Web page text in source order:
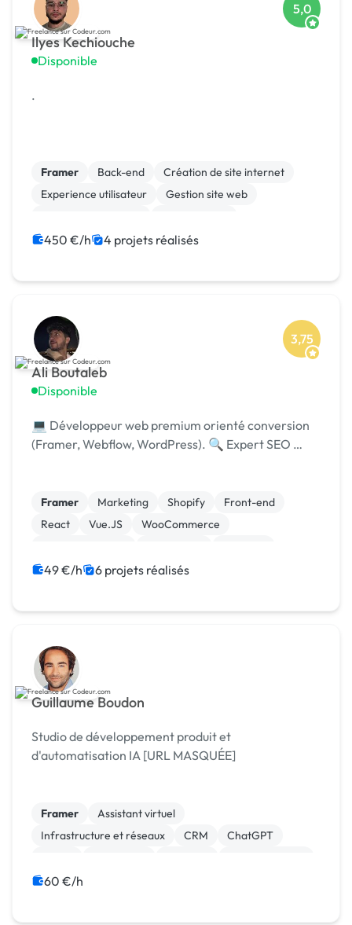
Ilyes Kechiouche
Disponible
5,0
.
Framer Back-end
Création de site internet
Experience utilisateur
Gestion site web
Migration ou refonte de site
450 €/h 4 projets réalisés
Ali Boutaleb
Disponible
3,75
💻 Développeur web premium orienté conversion
(Framer, Webflow, WordPress). 🔍 Expert SEO …
Framer Marketing Shopify
Front-end
React
Vue.JS
WooCommerce
49 €/h 6 projets réalisés
Guillaume Boudon
Studio de développement produit et
d'automatisation IA [URL MASQUÉE]
Framer
Assistant virtuel
Infrastructure et réseaux
CRM
ChatGPT
SaaS
60 €/h